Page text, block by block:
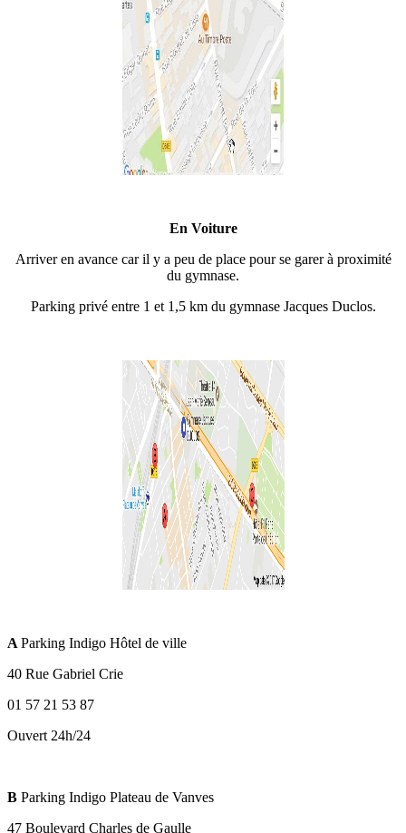
En Voiture
Arriver en avance car il y a peu de place pour se garer à proximité
du gymnase.
Parking privé entre 1 et 1,5 km du gymnase Jacques Duclos.
A Parking Indigo Hôtel de ville
40 Rue Gabriel Crie
01 57 21 53 87
Ouvert 24h/24
B Parking Indigo Plateau de Vanves
47 Boulevard Charles de Gaulle